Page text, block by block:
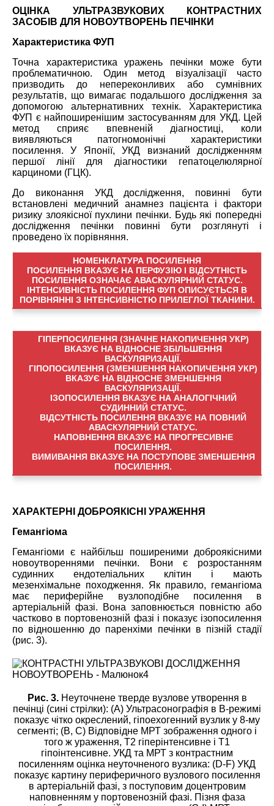
ОЦІНКА УЛЬТРАЗВУКОВИХ КОНТРАСТНИХ
ЗАСОБІВ ДЛЯ НОВОУТВОРЕНЬ ПЕЧІНКИ
Характеристика ФУП
Точна характеристика уражень печінки може бути
проблематичною. Один метод візуалізації часто
призводить до непереконливих або сумнівних
результатів, що вимагає подальшого дослідження за
допомогою альтернативних технік. Характеристика
ФУП є найпоширенішим застосуванням для УКД. Цей
метод сприяє впевненій діагностиці, коли
виявляються патогномонічні характеристики
посилення. У Японії, УКД визнаний дослідженням
першої лінії для діагностики гепатоцелюлярної
карциноми (ГЦК).
До виконання УКД дослідження, повинні бути
встановлені медичний анамнез пацієнта і фактори
ризику злоякісної пухлини печінки. Будь які попередні
дослідження печінки повинні бути розглянуті і
проведено їх порівняння.
НОМЕНКЛАТУРА ПОСИЛЕННЯ
ПОСИЛЕННЯ ВКАЗУЄ НА ПЕРФУЗІЮ І ВІДСУТНІСТЬ
ПОСИЛЕННЯ ОЗНАЧАЄ АВАСКУЛЯРНИЙ СТАТУС.
ІНТЕНСИВНІСТЬ ПОСИЛЕННЯ ФУП ОПИСУЄТЬСЯ В
ПОРІВНЯННІ З ІНТЕНСИВНІСТЮ ПРИЛЕГЛОЇ ТКАНИНИ.
ГІПЕРПОСИЛЕННЯ (ЗНАЧНЕ НАКОПИЧЕННЯ УКР)
ВКАЗУЄ НА ВІДНОСНЕ ЗБІЛЬШЕННЯ
ВАСКУЛЯРИЗАЦІЇ.
ГІПОПОСИЛЕННЯ (ЗМЕНШЕННЯ НАКОПИЧЕННЯ УКР)
ВКАЗУЄ НА ВІДНОСНЕ ЗМЕНШЕННЯ
ВАСКУЛЯРИЗАЦІЇ.
ІЗОПОСИЛЕННЯ ВКАЗУЄ НА АНАЛОГІЧНИЙ
СУДИННИЙ СТАТУС.
ВІДСУТНІСТЬ ПОСИЛЕННЯ ВКАЗУЄ НА ПОВНИЙ
АВАСКУЛЯРНИЙ СТАТУС.
НАПОВНЕННЯ ВКАЗУЄ НА ПРОГРЕСИВНЕ
ПОСИЛЕННЯ.
ВИМИВАННЯ ВКАЗУЄ НА ПОСТУПОВЕ ЗМЕНШЕННЯ
ПОСИЛЕННЯ.
ХАРАКТЕРНІ ДОБРОЯКІСНІ УРАЖЕННЯ
Гемангіома
Гемангіоми є найбільш поширеними доброякісними
новоутвореннями печінки. Вони є розростанням
судинних ендотеліальних клітин і мають
мезенхімальне походження. Як правило, гемангіома
має периферійне вузлоподібне посилення в
артеріальній фазі. Вона заповнюється повністю або
частково в портовенозній фазі і показує ізопосилення
по відношенню до паренхіми печінки в пізній стадії
(рис. 3).
Рис. 3.Неуточнене тверде вузлове утворення в
печінці (сині стрілки): (А) Ультрасонографія в В-режимі
показує чітко окреслений, гіпоехогенний вузлик у 8-му
сегменті; (B, C) Відповідне МРТ зображення одного і
того ж ураження, Т2 гіперінтенсивне і T1
гіпоінтенсивне. УКД та МРТ з контрастним
посиленням оцінка неуточненого вузлика: (D-F) УКД
показує картину периферичного вузлового посилення
в артеріальній фазі, з поступовим доцентровим
наповненням у портовенозній фазі. Пізня фаза